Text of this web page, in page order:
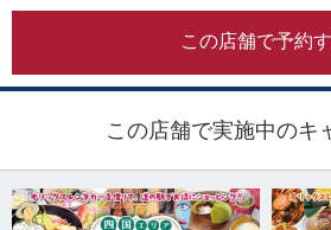
この店舗で予約
この店舗で実施中のキ